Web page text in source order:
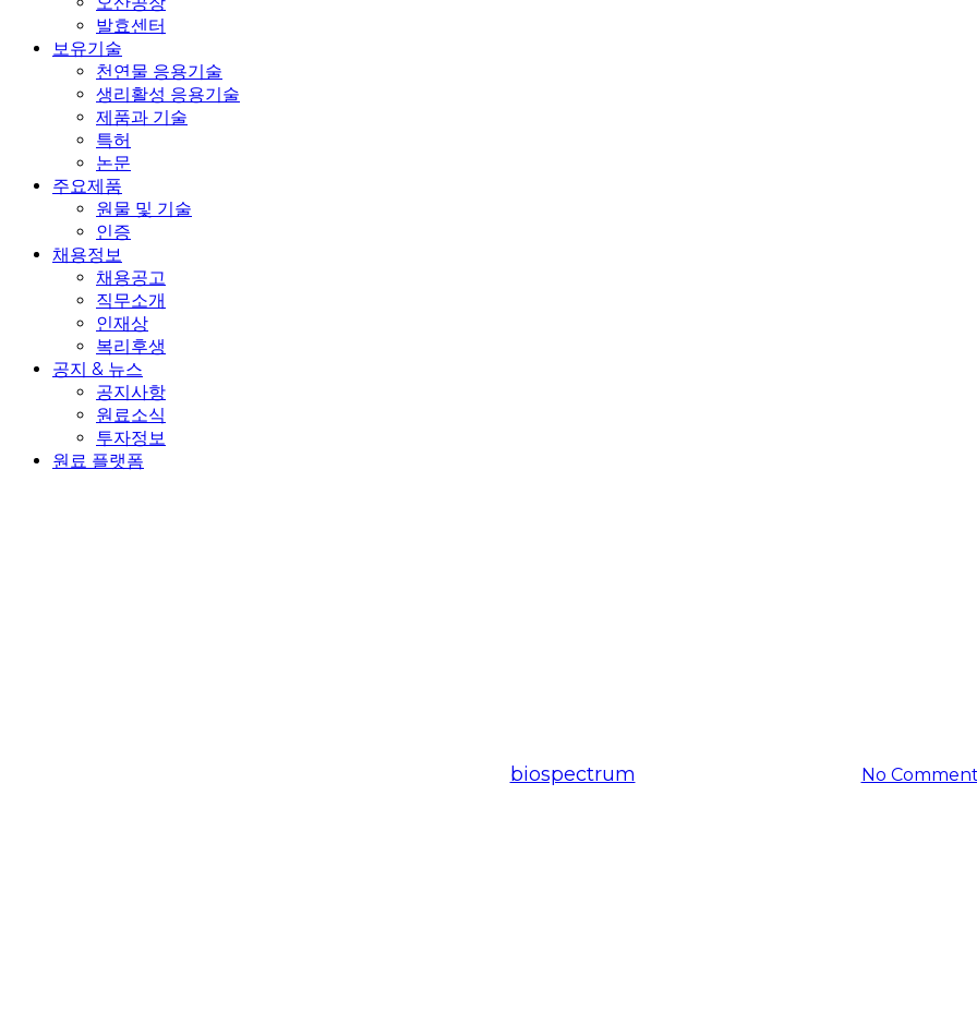
발효센터
보유기술
천연물 응용기술
생리활성 응용기술
제품과 기술
특허
논문
주요제품
원물 및 기술
인증
채용정보
채용공고
직무소개
인재상
복리후생
공지 & 뉴스
공지사항
원료소식
투자정보
원료 플랫폼
biospectrum No